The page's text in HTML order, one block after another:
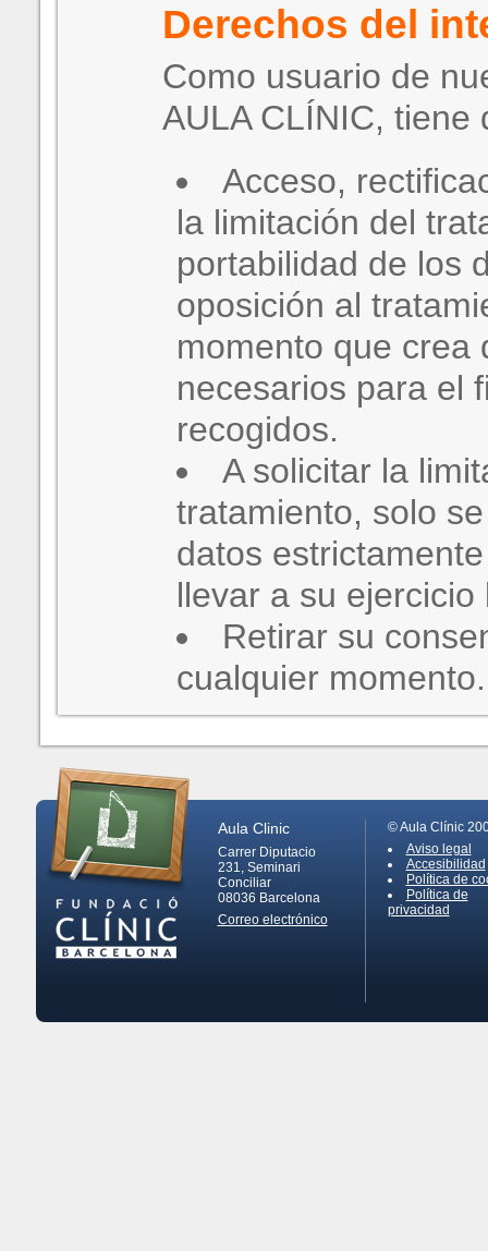
Derechos del
Como usuario de
AULA CLÍNIC, tiene
Acceso,
la limitación del
portabilidad de los
oposición al
momento que crea
necesarios para el
recogidos.
A solicitar la
tratamiento, solo
datos
llevar a su
Retirar su
cualquier momento.
Aula Clinic
Carrer Diputacio
231, Seminari
Conciliar
08036 Barcelona
Correo electrónico
© Aula Clínic
Aviso legal
Accesibilidad
Política de
Política de
privacidad